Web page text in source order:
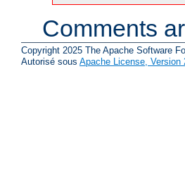
Comments
Copyright 2025 The Apache Software
Autorisé sous Apache License, Version